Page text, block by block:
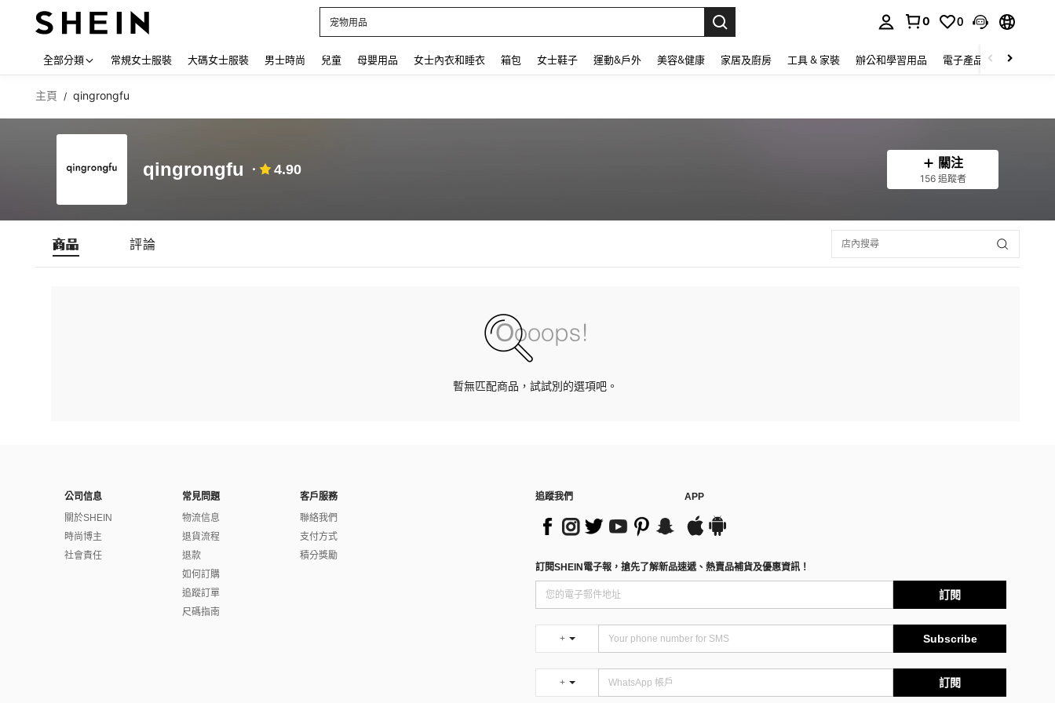
宠物用品
0 0
全部分類 常規女士服裝 大碼女士服裝 男士時尚 兒童 母嬰用品 女士內衣和睡衣 箱包 女士鞋子 運動&戶外 美容&健康 家居及廚房 工具 & 家裝 辦公和學習用品 電子產品 玩具
主頁 / qingrongfu
qingrongfu 4.90 關注
156 追蹤者
商品 評論
暫無匹配商品，試試別的選項吧。
公司信息
關於SHEIN
時尚博主
社會責任
常見問題
物流信息
退貨流程
退款
如何訂購
追蹤訂單
尺碼指南
客戶服務
聯絡我們
支付方式
積分獎勵
追蹤我們 APP
訂閱SHEIN電子報，搶先了解新品速遞、熱賣品補貨及優惠資訊！
訂閱
+ Subscribe
+ 訂閱